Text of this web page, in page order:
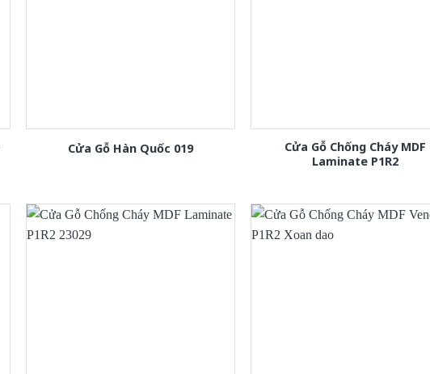
Cửa Gỗ Hàn Quốc 019
Cửa Gỗ Chống Cháy MDF
Laminate P1R2